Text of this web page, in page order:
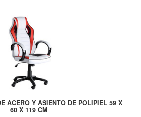
ACERO Y ASIENTO DE POLIPIEL 59 X
60 X 119 CM